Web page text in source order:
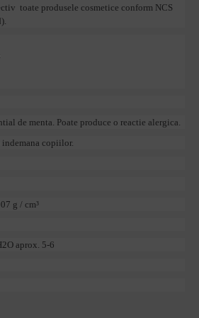
toate produsele cosmetice conform NCS
de menta. Poate produce o reactie alergica.
indemana copiilor.
g / cm³
aprox. 5-6